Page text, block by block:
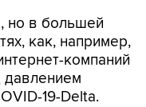
но в большей
как, например,
компаний
давлением
19-Delta.